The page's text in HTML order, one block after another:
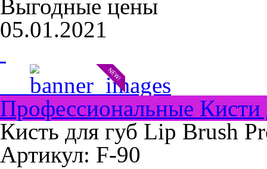
Выгодные цены
05.01.2021
Профессиональные
Кисть для губ Lip Brush
Артикул: F-90